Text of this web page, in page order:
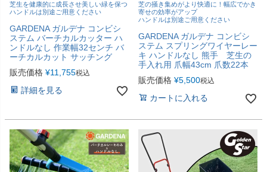
芝生を健康的に成長させ美しい緑を保つ
ハンドルは別途ご用意ください
GARDENA ガルデナ コンビシ
ステム バーチカルカッター ハ
ンドルなし 作業幅32センチ バ
ーチカルカット サッチング
販売価格 ¥11,755税込
詳細を見る
芝の掻き集めがより快適に！幅広でかき
寄せの効率がアップ
ハンドルは別途ご用意ください
GARDENA ガルデナ コンビシ
ステム スプリングワイヤーレー
キ ハンドルなし 熊手 芝生の
手入れ用 爪幅43cm 爪数22本
販売価格 ¥5,500税込
カートに入れる